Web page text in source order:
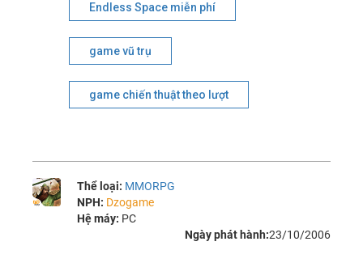
Endless Space miễn phí
game vũ trụ
game chiến thuật theo lượt
Thể loại: MMORPG
NPH: Dzogame
Hệ máy: PC
Ngày phát hành:23/10/2006